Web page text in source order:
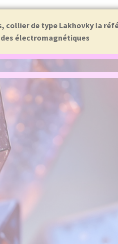
de type Lakhovky la
électromagnétiques